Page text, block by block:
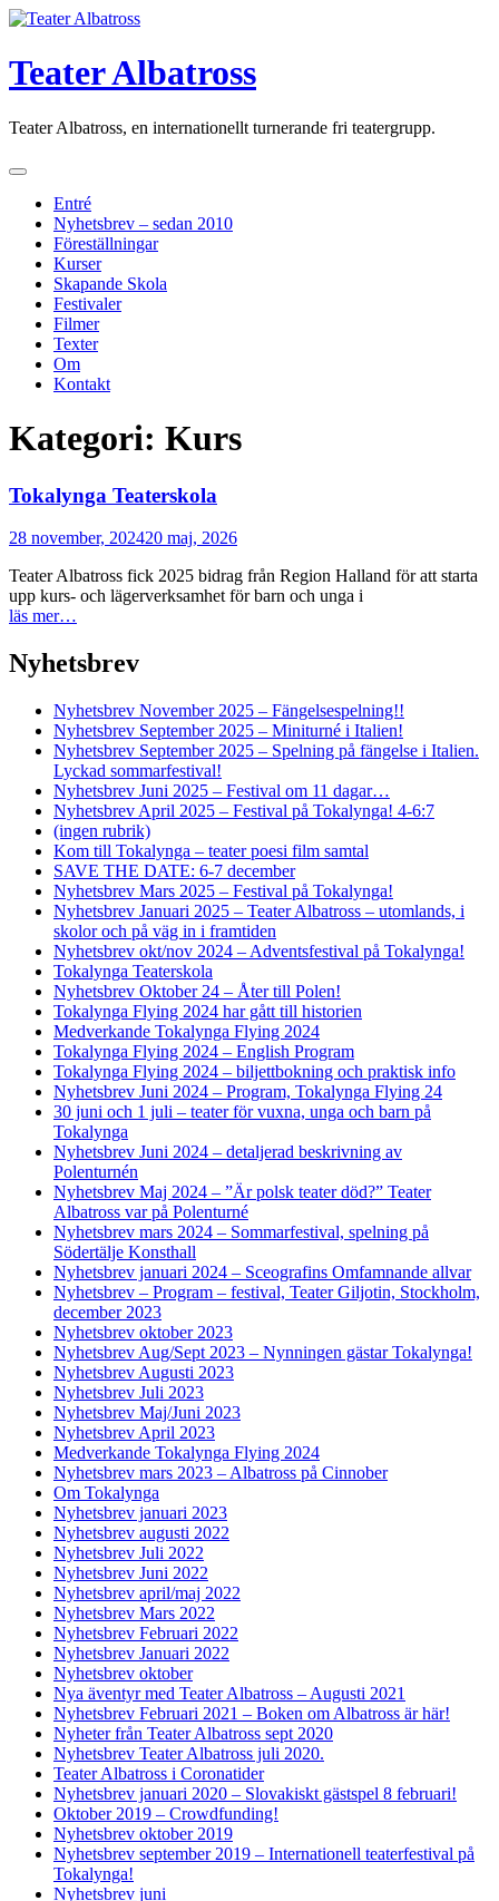
Skip
content
Teater Albatross
Teater Albatross, en internationellt turnerande fri teatergrupp.
Entré
Nyhetsbrev – sedan 2010
Föreställningar
Kurser
Skapande Skola
Festivaler
Filmer
Texter
Om
Kontakt
Kategori: Kurs
Tokalynga Teaterskola
28 november, 202420 maj, 2026
Teater Albatross fick 2025 bidrag från Region Halland för att starta
upp kurs- och lägerverksamhet för barn och unga i
läs mer…
Nyhetsbrev
Nyhetsbrev November 2025 – Fängelsespelning!!
Nyhetsbrev September 2025 – Miniturné i Italien!
Nyhetsbrev September 2025 – Spelning på fängelse i Italien.
Lyckad sommarfestival!
Nyhetsbrev Juni 2025 – Festival om 11 dagar…
Nyhetsbrev April 2025 – Festival på Tokalynga! 4-6:7
(ingen rubrik)
Kom till Tokalynga – teater poesi film samtal
SAVE THE DATE: 6-7 december
Nyhetsbrev Mars 2025 – Festival på Tokalynga!
Nyhetsbrev Januari 2025 – Teater Albatross – utomlands, i
skolor och på väg in i framtiden
Nyhetsbrev okt/nov 2024 – Adventsfestival på Tokalynga!
Tokalynga Teaterskola
Nyhetsbrev Oktober 24 – Åter till Polen!
Tokalynga Flying 2024 har gått till historien
Medverkande Tokalynga Flying 2024
Tokalynga Flying 2024 – English Program
Tokalynga Flying 2024 – biljettbokning och praktisk info
Nyhetsbrev Juni 2024 – Program, Tokalynga Flying 24
30 juni och 1 juli – teater för vuxna, unga och barn på
Tokalynga
Nyhetsbrev Juni 2024 – detaljerad beskrivning av
Polenturnén
Nyhetsbrev Maj 2024 – ”Är polsk teater död?” Teater
Albatross var på Polenturné
Nyhetsbrev mars 2024 – Sommarfestival, spelning på
Södertälje Konsthall
Nyhetsbrev januari 2024 – Sceografins Omfamnande allvar
Nyhetsbrev – Program – festival, Teater Giljotin, Stockholm,
december 2023
Nyhetsbrev oktober 2023
Nyhetsbrev Aug/Sept 2023 – Nynningen gästar Tokalynga!
Nyhetsbrev Augusti 2023
Nyhetsbrev Juli 2023
Nyhetsbrev Maj/Juni 2023
Nyhetsbrev April 2023
Medverkande Tokalynga Flying 2024
Nyhetsbrev mars 2023 – Albatross på Cinnober
Om Tokalynga
Nyhetsbrev januari 2023
Nyhetsbrev augusti 2022
Nyhetsbrev Juli 2022
Nyhetsbrev Juni 2022
Nyhetsbrev april/maj 2022
Nyhetsbrev Mars 2022
Nyhetsbrev Februari 2022
Nyhetsbrev Januari 2022
Nyhetsbrev oktober
Nya äventyr med Teater Albatross – Augusti 2021
Nyhetsbrev Februari 2021 – Boken om Albatross är här!
Nyheter från Teater Albatross sept 2020
Nyhetsbrev Teater Albatross juli 2020.
Teater Albatross i Coronatider
Nyhetsbrev januari 2020 – Slovakiskt gästspel 8 februari!
Oktober 2019 – Crowdfunding!
Nyhetsbrev oktober 2019
Nyhetsbrev september 2019 – Internationell teaterfestival på
Tokalynga!
Nyhetsbrev juni